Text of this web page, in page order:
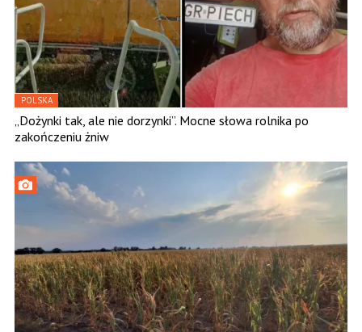
POLSKA
„Dożynki tak, ale nie dorzynki”. Mocne słowa rolnika po
zakończeniu żniw